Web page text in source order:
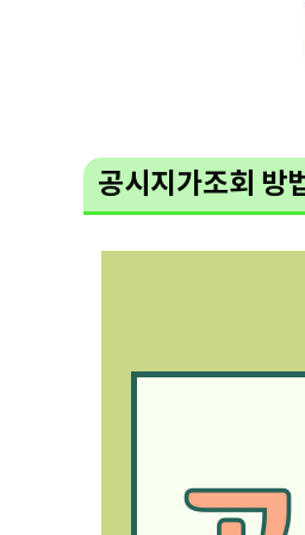
공시지가조회 방